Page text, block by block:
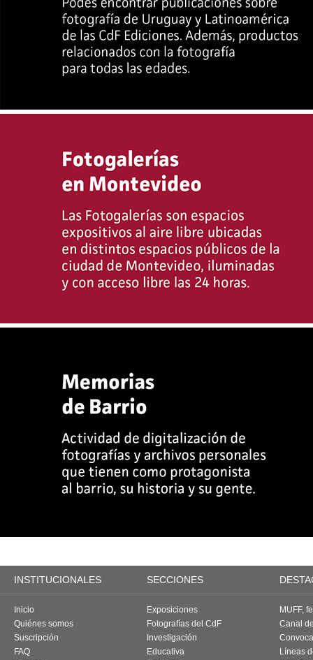
INSTITUCIONALES SECCIONES
Inicio
Quiénes somos
Suscripción
FAQ
Exposiciones
Fotografías del CdF
Investigación
Educativa
MUFF,
Canal
Líneas